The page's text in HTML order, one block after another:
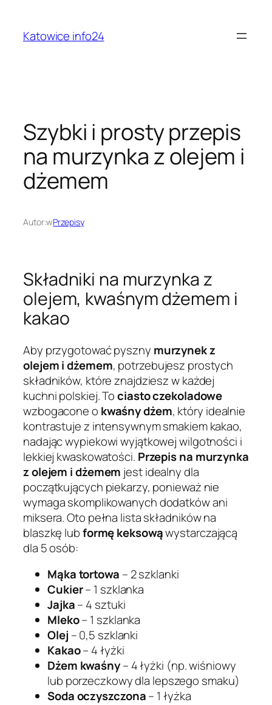
treściKatowice info24
Szybki i prosty przepis
na murzynka z olejem i
dżemem
Autor:wPrzepisy
Składniki na murzynka z
olejem, kwaśnym dżemem i
kakao
Aby przygotować pyszny murzynek z
olejem i dżemem, potrzebujesz prostych
składników, które znajdziesz w każdej
kuchni polskiej. Tociasto czekoladowe
wzbogacone o kwaśny dżem, który idealnie
kontrastuje z intensywnym smakiem kakao,
nadając wypiekowi wyjątkowej wilgotności i
lekkiej kwaskowatości. Przepis na murzynka
z olejem i dżemem jest idealny dla
początkujących piekarzy, ponieważ nie
wymaga skomplikowanych dodatków ani
miksera. Oto pełna lista składników na
blaszkę lubformę keksowąwystarczającą
dla 5 osób:
Mąka tortowa – 2 szklanki
Cukier– 1 szklanka
Jajka– 4 sztuki
Mleko– 1 szklanka
Olej – 0,5 szklanki
Kakao– 4 łyżki
Dżem kwaśny– 4 łyżki (np. wiśniowy
lub porzeczkowy dla lepszego smaku)
Soda oczyszczona– 1 łyżka